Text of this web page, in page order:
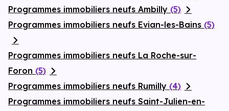
Programmes immobiliers neufs Ambilly (5)
Programmes immobiliers neufs Evian-les-Bains (5)
Programmes immobiliers neufs La Roche-sur-
Foron (5)
Programmes immobiliers neufs Rumilly (4)
Programmes immobiliers neufs Saint-Julien-en-